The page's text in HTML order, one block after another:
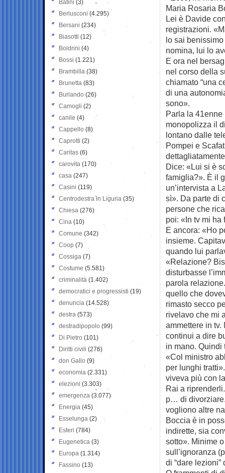
Maria Rosaria
Lei è Davide
registrazioni.
lo sai
nomina, lui lo
E ora nel
nel corso della
chiamato “una
di una
sono».
Parla la
monopolizza il
lontano dalle
Pompei e
Dice: «Lui si è
famiglia?». È il
un’intervista a
sì». Da parte di
persone che
poi: «In tv mi ha
E ancora: «Ho
insieme.
quando lui
«Relazione?
disturbasse
parola
quello che
rimasto secco
rivelavo che mi
ammettere in
continui a dire
in mano. Quindi
«Col ministro
per lunghi
viveva più con
Rai a
p… di
vogliono altre
Boccia è in
indirette, sia
sotto». Minime
sull’ignoranza
di “dare
Batini (3)
Berlusconi (4.295)
Bersani (234)
Biasotti (12)
Boldrini (4)
Bossi (1.221)
Brambilla (38)
Brunetta (83)
Burlando (26)
Camogli (2)
canile (4)
Cappello (8)
Caprotti (2)
Caritas (6)
carovita (170)
casa (247)
Casini (119)
Centrodestra in Liguria (35)
Chiesa (276)
Cina (10)
Comune (342)
Coop (7)
Cossiga (7)
Costume (5.581)
criminalità (1.402)
democratici e progressisti (19)
denuncia (14.528)
destra (573)
destradipopolo (99)
Di Pietro (101)
Diritti civili (276)
don Gallo (9)
economia (2.331)
elezioni (3.303)
emergenza (3.077)
Energia (45)
Esselunga (2)
Esteri (784)
Eugenetica (3)
Europa (1.314)
Fassino (13)